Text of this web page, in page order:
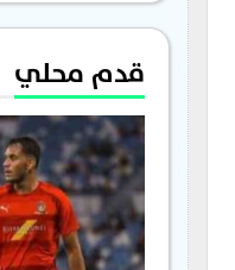
قدم محلي